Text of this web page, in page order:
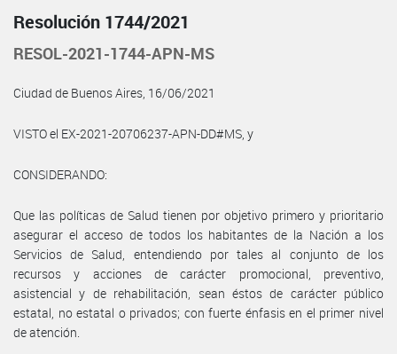
Resolución 1744/2021
RESOL-2021-1744-APN-MS
Ciudad de Buenos Aires, 16/06/2021
VISTO el EX-2021-20706237-APN-DD#MS, y
CONSIDERANDO:
Que las políticas de Salud tienen por objetivo primero y prioritario
asegurar el acceso de todos los habitantes de la Nación a los
Servicios de Salud, entendiendo por tales al conjunto de los
recursos y acciones de carácter promocional, preventivo,
asistencial y de rehabilitación, sean éstos de carácter público
estatal, no estatal o privados; con fuerte énfasis en el primer nivel
de atención.